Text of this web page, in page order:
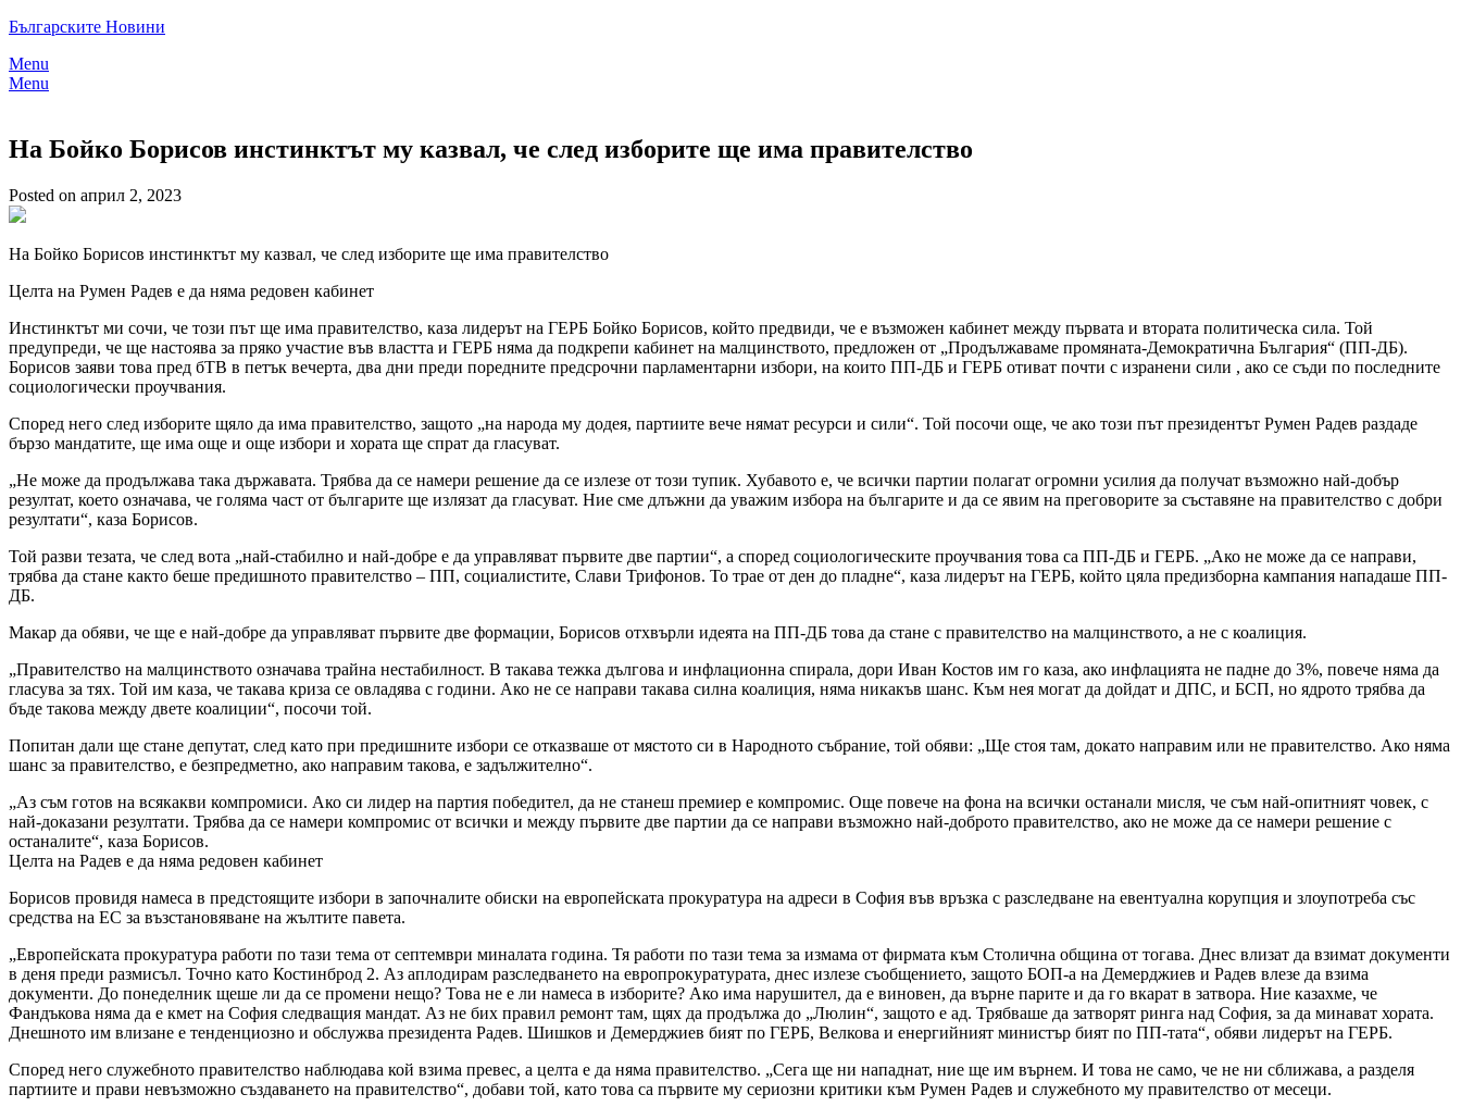
Skip
content
Българските Новини
Menu
Menu
На Бойко Борисов инстинктът му казвал, че след изборите ще има правителство
Posted on април 2, 2023
На Бойко Борисов инстинктът му казвал, че след изборите ще има правителство
Целта на Румен Радев е да няма редовен кабинет
Инстинктът ми сочи, че този път ще има правителство, каза лидерът на ГЕРБ Бойко Борисов, който предвиди, че е възможен кабинет между първата и втората политическа сила. Той
предупреди, че ще настоява за пряко участие във властта и ГЕРБ няма да подкрепи кабинет на малцинството, предложен от „Продължаваме промяната-Демократична България“ (ПП-ДБ).
Борисов заяви това пред бТВ в петък вечерта, два дни преди поредните предсрочни парламентарни избори, на които ПП-ДБ и ГЕРБ отиват почти с изранени сили , ако се съди по последните
социологически проучвания.
Според него след изборите щяло да има правителство, защото „на народа му додея, партиите вече нямат ресурси и сили“. Той посочи още, че ако този път президентът Румен Радев раздаде
бързо мандатите, ще има още и още избори и хората ще спрат да гласуват.
„Не може да продължава така държавата. Трябва да се намери решение да се излезе от този тупик. Хубавото е, че всички партии полагат огромни усилия да получат възможно най-добър
резултат, което означава, че голяма част от българите ще излязат да гласуват. Ние сме длъжни да уважим избора на българите и да се явим на преговорите за съставяне на правителство с добри
резултати“, каза Борисов.
Той разви тезата, че след вота „най-стабилно и най-добре е да управляват първите две партии“, а според социологическите проучвания това са ПП-ДБ и ГЕРБ. „Ако не може да се направи,
трябва да стане както беше предишното правителство – ПП, социалистите, Слави Трифонов. То трае от ден до пладне“, каза лидерът на ГЕРБ, който цяла предизборна кампания нападаше ПП-
ДБ.
Макар да обяви, че ще е най-добре да управляват първите две формации, Борисов отхвърли идеята на ПП-ДБ това да стане с правителство на малцинството, а не с коалиция.
„Правителство на малцинството означава трайна нестабилност. В такава тежка дългова и инфлационна спирала, дори Иван Костов им го каза, ако инфлацията не падне до 3%, повече няма да
гласува за тях. Той им каза, че такава криза се овладява с години. Ако не се направи такава силна коалиция, няма никакъв шанс. Към нея могат да дойдат и ДПС, и БСП, но ядрото трябва да
бъде такова между двете коалиции“, посочи той.
Попитан дали ще стане депутат, след като при предишните избори се отказваше от мястото си в Народното събрание, той обяви: „Ще стоя там, докато направим или не правителство. Ако няма
шанс за правителство, е безпредметно, ако направим такова, е задължително“.
„Аз съм готов на всякакви компромиси. Ако си лидер на партия победител, да не станеш премиер е компромис. Още повече на фона на всички останали мисля, че съм най-опитният човек, с
най-доказани резултати. Трябва да се намери компромис от всички и между първите две партии да се направи възможно най-доброто правителство, ако не може да се намери решение с
останалите“, каза Борисов.
Целта на Радев е да няма редовен кабинет
Борисов провидя намеса в предстоящите избори в започналите обиски на европейската прокуратура на адреси в София във връзка с разследване на евентуална корупция и злоупотреба със
средства на ЕС за възстановяване на жълтите павета.
„Европейската прокуратура работи по тази тема от септември миналата година. Тя работи по тази тема за измама от фирмата към Столична община от тогава. Днес влизат да взимат документи
в деня преди размисъл. Точно като Костинброд 2. Аз аплодирам разследването на европрокуратурата, днес излезе съобщението, защото БОП-а на Демерджиев и Радев влезе да взима
документи. До понеделник щеше ли да се промени нещо? Това не е ли намеса в изборите? Ако има нарушител, да е виновен, да върне парите и да го вкарат в затвора. Ние казахме, че
Фандъкова няма да е кмет на София следващия мандат. Аз не бих правил ремонт там, щях да продължа до „Люлин“, защото е ад. Трябваше да затворят ринга над София, за да минават хората.
Днешното им влизане е тенденциозно и обслужва президента Радев. Шишков и Демерджиев бият по ГЕРБ, Велкова и енергийният министър бият по ПП-тата“, обяви лидерът на ГЕРБ.
Според него служебното правителство наблюдава кой взима превес, а целта е да няма правителство. „Сега ще ни нападнат, ние ще им върнем. И това не само, че не ни сближава, а разделя
партиите и прави невъзможно създаването на правителство“, добави той, като това са първите му сериозни критики към Румен Радев и служебното му правителство от месеци.